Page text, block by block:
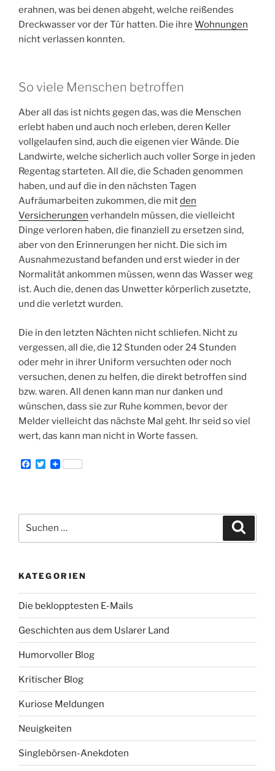
erahnen, was bei denen abgeht, welche reißendes
Dreckwasser vor der Tür hatten. Die ihre Wohnungen
nicht verlassen konnten.
So viele Menschen betroffen
Aber all das ist nichts gegen das, was die Menschen
erlebt haben und auch noch erleben, deren Keller
vollgelaufen sind, auch die eigenen vier Wände. Die
Landwirte, welche sicherlich auch voller Sorge in jeden
Regentag starteten. All die, die Schaden genommen
haben, und auf die in den nächsten Tagen
Aufräumarbeiten zukommen, die mitden
Versicherungen verhandeln müssen, die vielleicht
Dinge verloren haben, die finanziell zu ersetzen sind,
aber von den Erinnerungen her nicht. Die sich im
Ausnahmezustand befanden und erst wieder in der
Normalität ankommen müssen, wenn das Wasser weg
ist. Auch die, denen das Unwetter körperlich zusetzte,
und die verletzt wurden.
Die in den letzten Nächten nicht schliefen. Nicht zu
vergessen, all die, die 12 Stunden oder 24 Stunden
oder mehr in ihrer Uniform versuchten oder noch
versuchen, denen zu helfen, die direkt betroffen sind
bzw. waren. All denen kann man nur danken und
wünschen, dass sie zur Ruhe kommen, bevor der
Melder vielleicht das nächste Mal geht. Ihr seid so viel
wert, das kann man nicht in Worte fassen.
F
o
o
k
T
e
nach:
KATEGORIEN
Die beklopptesten E-Mails
Geschichten aus dem Uslarer Land
Humorvoller Blog
Kritischer Blog
Kuriose Meldungen
Neuigkeiten
Singlebörsen-Anekdoten